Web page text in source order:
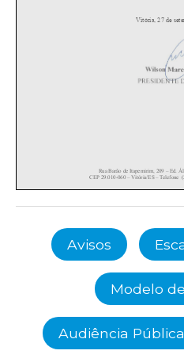
Avisos
Modelo
Audiência Pública